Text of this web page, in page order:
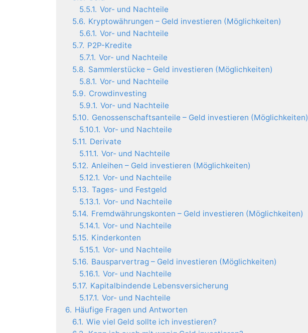
5.5.1. Vor- und Nachteile
5.6. Kryptowährungen – Geld investieren (Möglichkeiten)
5.6.1. Vor- und Nachteile
5.7. P2P-Kredite
5.7.1. Vor- und Nachteile
5.8. Sammlerstücke – Geld investieren (Möglichkeiten)
5.8.1. Vor- und Nachteile
5.9. Crowdinvesting
5.9.1. Vor- und Nachteile
5.10. Genossenschaftsanteile – Geld investieren (Möglichkeiten)
5.10.1. Vor- und Nachteile
5.11. Derivate
5.11.1. Vor- und Nachteile
5.12. Anleihen – Geld investieren (Möglichkeiten)
5.12.1. Vor- und Nachteile
5.13. Tages- und Festgeld
5.13.1. Vor- und Nachteile
5.14. Fremdwährungskonten – Geld investieren (Möglichkeiten)
5.14.1. Vor- und Nachteile
5.15. Kinderkonten
5.15.1. Vor- und Nachteile
5.16. Bausparvertrag – Geld investieren (Möglichkeiten)
5.16.1. Vor- und Nachteile
5.17. Kapitalbindende Lebensversicherung
5.17.1. Vor- und Nachteile
6. Häufige Fragen und Antworten
6.1. Wie viel Geld sollte ich investieren?